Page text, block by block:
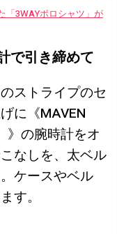
「3WAYポロシャツ」が
で引き締めて
ストライプのセ
に《MAVEN
》の腕時計をオ
なしを、太ベル
ケースやベル
す。